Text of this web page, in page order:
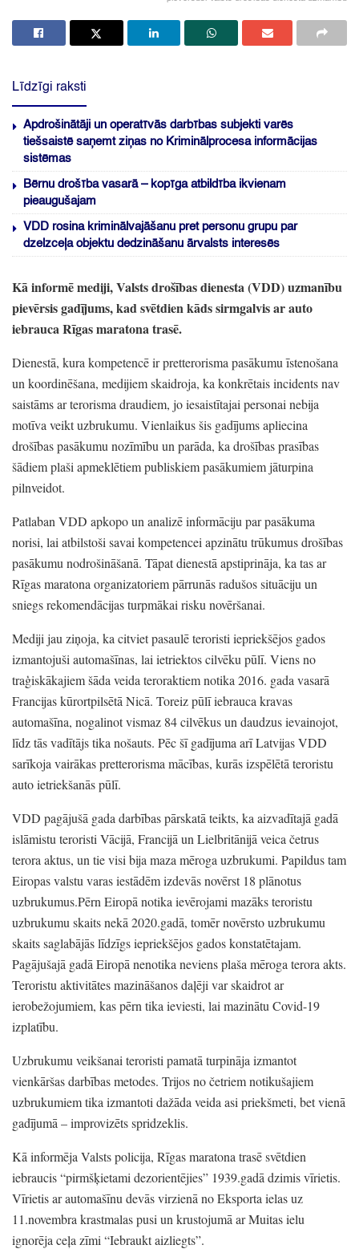
Līdzīgi raksti
Apdrošinātāji un operatīvās darbības subjekti varēs
tiešsaistē saņemt ziņas no Kriminālprocesa informācijas
sistēmas
Bērnu drošība vasarā – kopīga atbildība ikvienam
pieaugušajam
VDD rosina kriminālvajāšanu pret personu grupu par
dzelzceļa objektu dedzināšanu ārvalsts interesēs
Kā informē mediji,Valsts drošības dienesta (VDD)uzmanību
pievērsis gadījums,kad svētdien kāds sirmgalvis ar auto
iebrauca Rīgas maratona trasē.
Dienestā, kura kompetencē ir pretterorisma pasākumu īstenošana
un koordinēšana, medijiem skaidroja, ka konkrētais incidents nav
saistāms ar terorisma draudiem, jo iesaistītajai personai nebija
motīva veikt uzbrukumu. Vienlaikus šis gadījums apliecina
drošības pasākumu nozīmību un parāda, ka drošības prasības
šādiem plaši apmeklētiem publiskiem pasākumiem jāturpina
pilnveidot.
Patlaban VDD apkopo un analizē informāciju par pasākuma
norisi, lai atbilstoši savai kompetencei apzinātu trūkumus drošības
pasākumu nodrošināšanā. Tāpat dienestā apstiprināja, ka tas ar
Rīgas maratona organizatoriem pārrunās radušos situāciju un
sniegs rekomendācijas turpmākai risku novēršanai.
Mediji jau ziņoja, ka citviet pasaulē teroristi iepriekšējos gados
izmantojuši automašīnas, lai ietriektos cilvēku pūlī. Viens no
traģiskākajiem šāda veida teroraktiem notika 2016. gada vasarā
Francijas kūrortpilsētā Nicā. Toreiz pūlī iebrauca kravas
automašīna, nogalinot vismaz 84 cilvēkus un daudzus ievainojot,
līdz tās vadītājs tika nošauts. Pēc šī gadījuma arī Latvijas VDD
sarīkoja vairākas pretterorisma mācības, kurās izspēlētā teroristu
auto ietriekšanās pūlī.
VDD pagājušā gada darbības pārskatā teikts, ka aizvadītajā gadā
islāmistu teroristi Vācijā, Francijā un Lielbritānijā veica četrus
terora aktus, un tie visi bija maza mēroga uzbrukumi. Papildus tam
Eiropas valstu varas iestādēm izdevās novērst 18 plānotus
uzbrukumus.Pērn Eiropā notika ievērojami mazāks teroristu
uzbrukumu skaits nekā 2020.gadā, tomēr novērsto uzbrukumu
skaits saglabājās līdzīgs iepriekšējos gados konstatētajam.
Pagājušajā gadā Eiropā nenotika neviens plaša mēroga terora akts.
Teroristu aktivitātes mazināšanos daļēji var skaidrot ar
ierobežojumiem, kas pērn tika ieviesti, lai mazinātu Covid-19
izplatību.
Uzbrukumu veikšanai teroristi pamatā turpināja izmantot
vienkāršas darbības metodes. Trijos no četriem notikušajiem
uzbrukumiem tika izmantoti dažāda veida asi priekšmeti, bet vienā
gadījumā – improvizēts spridzeklis.
Kā informēja Valsts policija, Rīgas maratona trasē svētdien
iebraucis“pirmšķietami dezorientējies” 1939.gadā dzimis vīrietis.
Vīrietis ar automašīnu devās virzienā no Eksporta ielas uz
11.novembra krastmalas pusi un krustojumā ar Muitas ielu
ignorēja ceļa zīmi “Iebraukt aizliegts”.